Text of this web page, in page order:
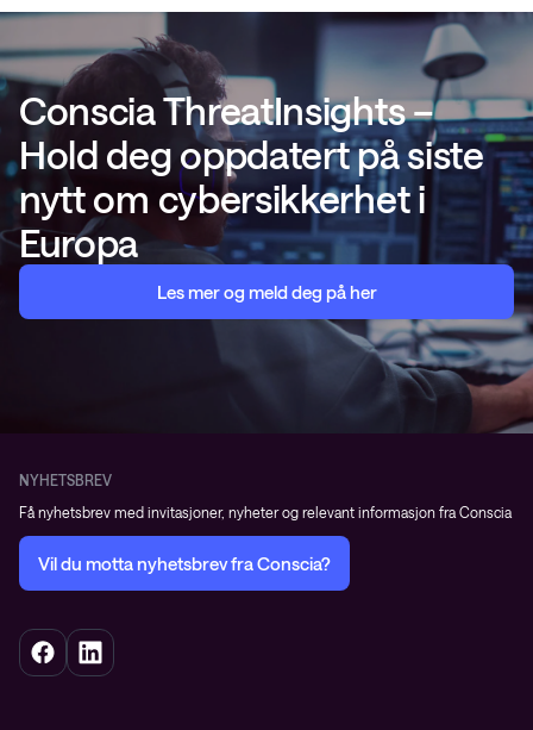
Conscia ThreatInsights –
Hold deg oppdatert på siste
nytt om cybersikkerhet i
Europa
Les mer og meld deg på her
NYHETSBREV
Få nyhetsbrev med invitasjoner, nyheter og relevant informasjon fra Conscia
Vil du motta nyhetsbrev fra Conscia?